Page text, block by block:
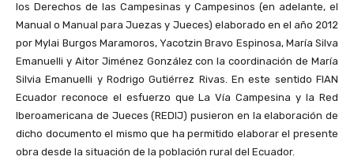
los Derechos de las Campesinas y Campesinos (en adelante, el
Manual o Manual para Juezas y Jueces) elaborado en el año 2012
por Mylai Burgos Maramoros, Yacotzin Bravo Espinosa, María Silva
Emanuelli y Aitor Jiménez González con la coordinación de María
Silvia Emanuelli y Rodrigo Gutiérrez Rivas. En este sentido FIAN
Ecuador reconoce el esfuerzo que La Vía Campesina y la Red
Iberoamericana de Jueces (REDIJ) pusieron en la elaboración de
dicho documento el mismo que ha permitido elaborar el presente
obra desde la situación de la población rural del Ecuador.